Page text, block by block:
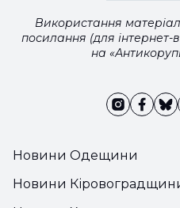
Новини Одещини
Новини
Використання
посилання (для
на